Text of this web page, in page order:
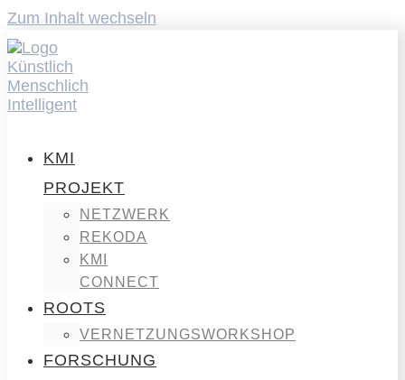
Zum Inhalt wechseln
KMI
PROJEKT
NETZWERK
REKODA
KMI
CONNECT
ROOTS
VERNETZUNGSWORKSHOP
FORSCHUNG